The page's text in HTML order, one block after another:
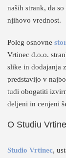
naših strank, da
njihovo vrednost.
Poleg osnovne
Vrtinec d.o.o.
slike in dodajanja
predstavijo v
tudi obogatiti
deljeni in cenjeni
O Studiu
Studio Vrtinec,